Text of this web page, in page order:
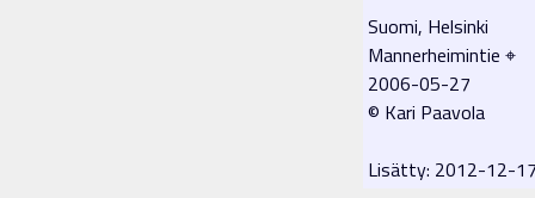
Suomi, Helsinki
Mannerheimintie ⌖
2006-05-27
© Kari Paavola
Lisätty: 2012-12-